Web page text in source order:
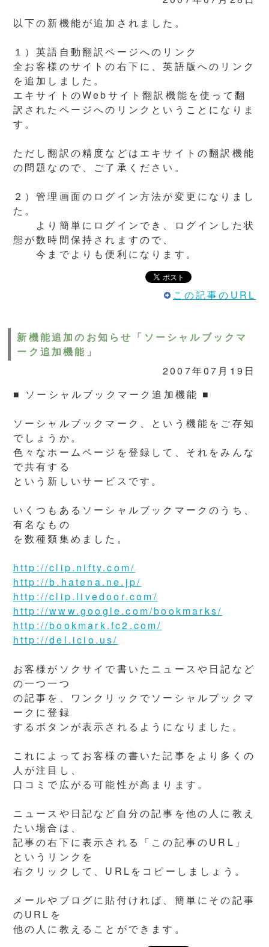
以下の新機能が追加されました。
１）英語自動翻訳ページへのリンク
全お客様のサイトの右下に、英語版へのリンク
を追加しました。
エキサイトのWebサイト翻訳機能を使って翻
訳されたページへのリンクということになりま
す。
ただし翻訳の精度などはエキサイトの翻訳機能
の問題なので、ご了承ください。
２）管理画面のログイン方法が変更になりまし
た。
より簡単にログインでき、ログインした状
態が数時間保持されますので、
今までよりも便利になります。
この記事のURL
新機能追加のお知らせ「ソーシャルブックマ
ーク追加機能」
2007年07月19日
■ ソーシャルブックマーク追加機能 ■
ソーシャルブックマーク、という機能をご存知
でしょうか。
色々なホームページを登録して、それをみんな
で共有する
という新しいサービスです。
いくつもあるソーシャルブックマークのうち、
有名なもの
を数種類集めました。
http://clip.nifty.com/
http://b.hatena.ne.jp/
http://clip.livedoor.com/
http://www.google.com/bookmarks/
http://bookmark.fc2.com/
http://del.icio.us/
お客様がソクサイで書いたニュースや日記など
の一つ一つ
の記事を、ワンクリックでソーシャルブックマ
ークに登録
するボタンが表示されるようになりました。
これによってお客様の書いた記事をより多くの
人が注目し、
口コミで広がる可能性が高まります。
ニュースや日記など自分の記事を他の人に教え
たい場合は、
記事の右下に表示される「この記事のURL」
というリンクを
右クリックして、URLをコピーしましょう。
メールやブログに貼付ければ、簡単にその記事
のURLを
他の人に教えることができます。